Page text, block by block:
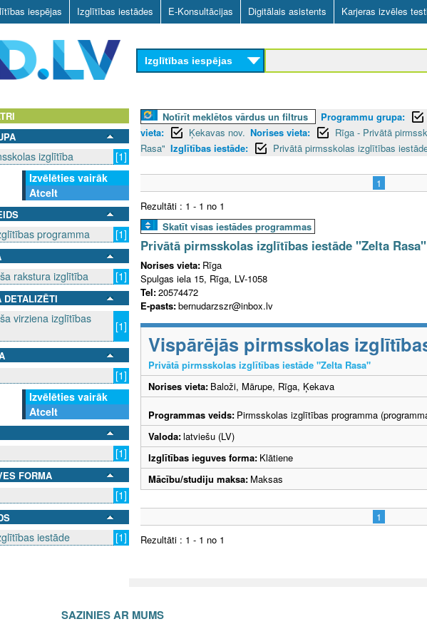
Skip
to
main
content
iespējas Izglītības iestādes E-Konsultācijas Digitālais asistents Karjeras izvēles
Izglītības iespējas
izglītība
[1]
Izvēlēties vairāk
Atcelt
programma [1]
rakstura izglītība [1]
DETALIZĒTI
virziena izglītības
[1]
[1]
Izvēlēties vairāk
Atcelt
[1]
FORMA
[1]
iestāde [1]
Notīrīt meklētos vārdus un filtrus Programmu grupa:
vieta:
Ķekavas nov. Norises vieta:
Rīga - Privātā
Rasa" Izglītības iestāde: Privātā pirmsskolas izglītības
1
Rezultāti : 1 - 1 no 1
Skatīt visas iestādes programmas
Privātā pirmsskolas izglītības iestāde "Zelta Rasa"
Norises vieta: Rīga
Spulgas iela 15, Rīga, LV-1058
Tel:20574472
E-pasts:bernudarzszr@inbox.lv
Vispārējās pirmsskolas
Privātā pirmsskolas izglītības iestāde "Zelta Rasa"
Norises vieta: Baloži, Mārupe, Rīga, Ķekava
Programmas veids: Pirmsskolas izglītības programma
Valoda:latviešu (LV)
Izglītības ieguves forma: Klātiene
Mācību/studiju maksa: Maksas
1
Rezultāti : 1 - 1 no 1
SAZINIES AR MUMS